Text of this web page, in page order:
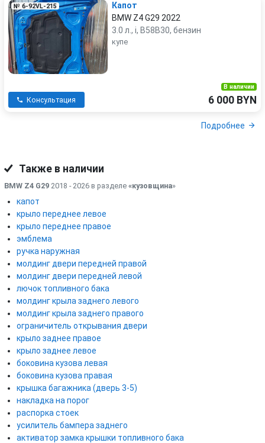
№ 6-92VL-215
Капот
BMW Z4 G29 2022
3.0 л., i, B58B30, бензин
купе
Консультация
В наличии
6 000 BYN
Подробнее
Также в наличии
BMW Z4 G29 2018 - 2026 в разделе «кузовщина»
капот
крыло переднее левое
крыло переднее правое
эмблема
ручка наружная
молдинг двери передней правой
молдинг двери передней левой
лючок топливного бака
молдинг крыла заднего левого
молдинг крыла заднего правого
ограничитель открывания двери
крыло заднее правое
крыло заднее левое
боковина кузова левая
боковина кузова правая
крышка багажника (дверь 3-5)
накладка на порог
распорка стоек
усилитель бампера заднего
активатор замка крышки топливного бака